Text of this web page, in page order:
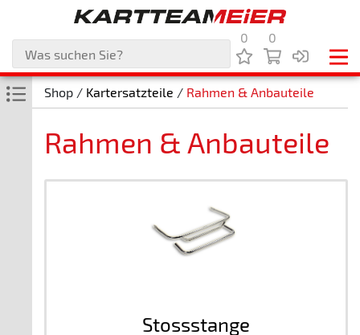
0 0
Shop / Kartersatzteile / Rahmen & Anbauteile
Rahmen & Anbauteile
Stossstange